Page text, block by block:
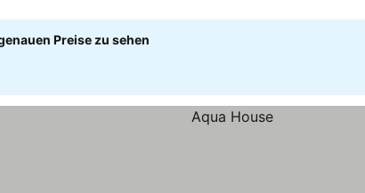
Preise zu sehen